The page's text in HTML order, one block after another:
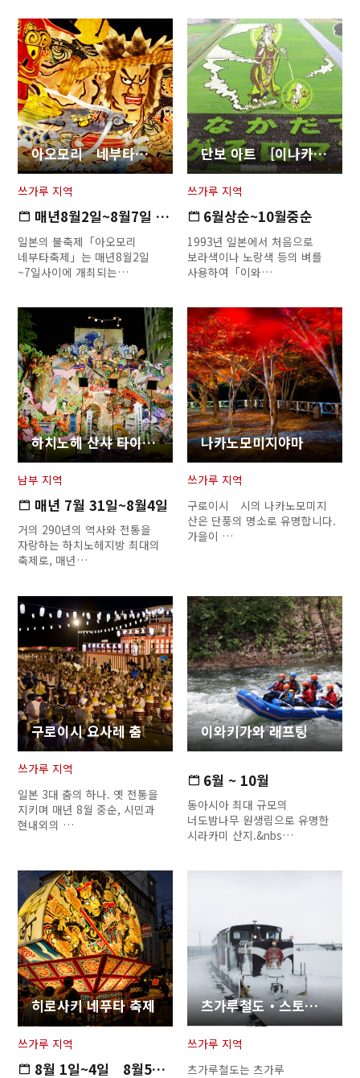
아오모리 네부타축제
쓰가루 지역
매년8월2일~8월7일 ・8월1일(…
일본의 불축제「아오모리
네부타축제」는 매년8월2일
~7일사이에 개최되는…
단보 아트 [이나카다테 무라]
쓰가루 지역
6월상순~10월중순
1993년 일본에서 처음으로
보라색이나 노랑색 등의 벼를
사용하여「이와…
하치노헤 산샤 타이사이
남부 지역
매년 7월 31일~8월4일
거의 290년의 역사와 전통을
자랑하는 하치노헤지방 최대의
축제로, 매년…
나카노모미지야마
쓰가루 지역
구로이시 시의 나카노모미지
산은 단풍의 명소로 유명합니다.
가을이 …
구로이시 요사레 춤
쓰가루 지역
일본 3대 춤의 하나. 옛 전통을
지키며 매년 8월 중순, 시민과
현내외의 …
이와키가와 래프팅
6월 ~ 10월
동아시아 최대 규모의
너도밤나무 원생림으로 유명한
시라카미 산지.&nbs…
히로사키 네푸타 축제
쓰가루 지역
8월 1일~4일 8월5일・6일 8…
츠가루철도・스토브열차
쓰가루 지역
츠가루철도는 츠가루